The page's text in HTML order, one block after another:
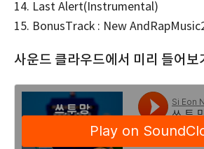
14. Last Alert(Instrumental)
15. BonusTrack : New
사운드 클라우드에서 미리 들어보